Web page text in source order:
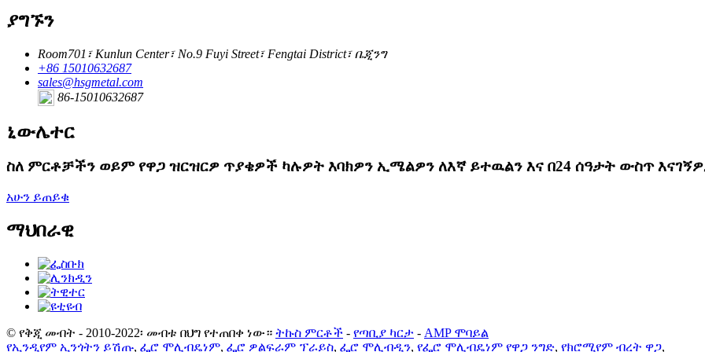
ያግኙን
Room701፣ Kunlun Center፣ No.9 Fuyi Street፣ Fengtai District፣ ቤጂንግ
+86 15010632687
sales@hsgmetal.com
86-15010632687
ኒውሌተር
ስለ ምርቶቻችን ወይም የዋጋ ዝርዝርዎ ጥያቄዎች ካሉዎት እባክዎን ኢሜልዎን ለእኛ ይተዉልን እና በ24 ሰዓታት ውስጥ
አሁን ይጠይቁ
ማህበራዊ
© የቅጂ መብት - 2010-2022፡ መብቱ በህግ የተጠበቀ ነው። ትኩስ ምርቶች - የጣቢያ ካርታ - AMP ሞባይል
የኢንዲየም ኢንጎትን ይሽጡ, ፌሮ ሞሊብዴነም, ፌሮ ዎልፍራም ፕራይስ, ፌሮ ሞሊብዲን, የፌሮ ሞሊብዴነም የዋጋ ንግድ, የክሮሚየም ብረት ዋጋ,